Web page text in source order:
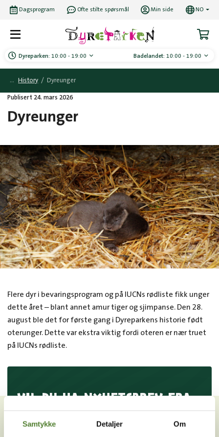
Samtykke Detaljer Om
Dyreparken: 10:00 - 19:00 Badelandet: 10:00 - 19:00
Dagsprogram Ofte stilte spørsmål Min side NO
History / Dyreunger
Publisert 24. mars 2026
Dyreunger
Flere dyr i bevaringsprogram og på IUCNs rødliste fikk unger
dette året – blant annet amur tiger og sjimpanse. Den 28.
august ble det for første gang i Dyreparkens historie født
oterunger. Dette var ekstra viktig fordi oteren er nær truet
på IUCNs rødliste.
VIL DU HA NYHETSBREV FRA
OSS?